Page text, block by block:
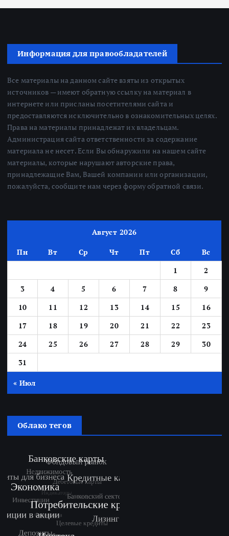
Информация для правообладателей
Все материалы на данном сайте взяты из открытых
источников — имеют обратную ссылку на материал в
интернете или присланы посетителями сайта и
предоставляются исключительно в ознакомительных целях.
Права на материалы принадлежат их владельцам.
Администрация сайта ответственности за содержание
материала не несет. Если Вы обнаружили на нашем сайте
материалы, которые нарушают авторские права,
принадлежащие Вам, Вашей компании или организации,
пожалуйста, сообщите нам через форму обратной связи.
Август 2026
Пн Вт Ср Чт Пт Сб
Вс
1
2
3
4 5 6 7 8
9
10
11 12 13 14 15
16
17
18 19 20 21 22
23
24
25 26 27 28 29
30
31
« Июл
Облако тегов